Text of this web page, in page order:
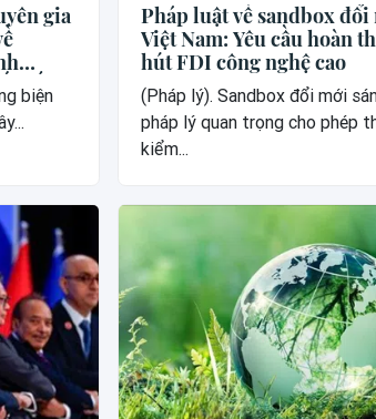
gia
đối
biện
Pháp luật về sandbox đổi
Việt Nam: Yêu cầu hoàn
hút FDI công nghệ cao
(Pháp lý). Sandbox đổi mới
pháp lý quan trọng cho phép
kiểm...